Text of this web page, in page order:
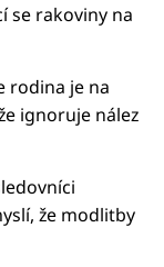
se rakoviny na
rodina je na
ignoruje nález
že modlitby